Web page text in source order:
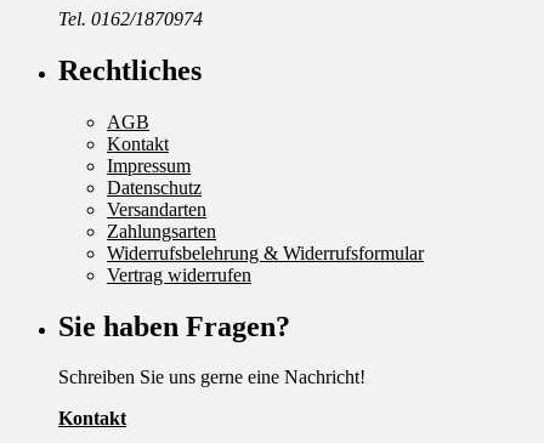
Tel. 0162/1870974
Rechtliches
AGB
Kontakt
Impressum
Datenschutz
Versandarten
Zahlungsarten
Widerrufsbelehrung & Widerrufsformular
Vertrag widerrufen
Sie haben Fragen?
Schreiben Sie uns gerne eine Nachricht!
Kontakt